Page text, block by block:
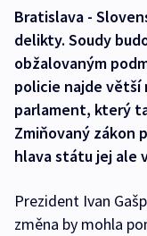
Bratislava -
delikty. Soudy
obžalovaným
policie najde větší
parlament, který
Zmiňovaný zákon
hlava státu jej ale
Prezident Ivan
změna by mohla